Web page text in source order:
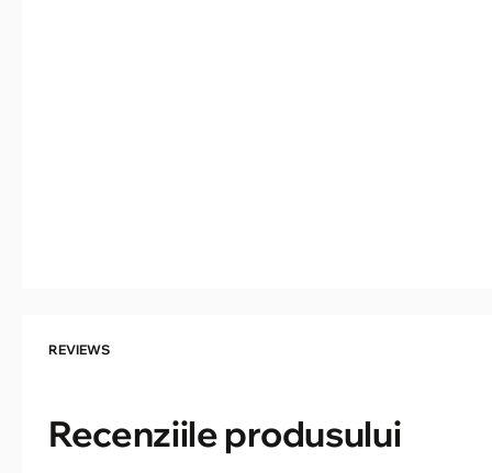
REVIEWS
Recenziile produsului